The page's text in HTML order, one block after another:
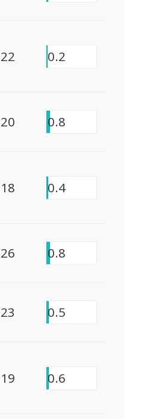
22 0.2
20 0.8
18 0.4
26 0.8
23 0.5
19 0.6